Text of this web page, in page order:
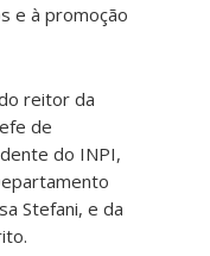
e à promoção
reitor da
de
do INPI,
Stefani, e da